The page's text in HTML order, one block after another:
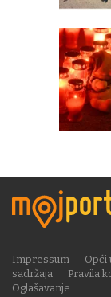
Impressum Opći
sadržaja
Pravila
Oglašavanje